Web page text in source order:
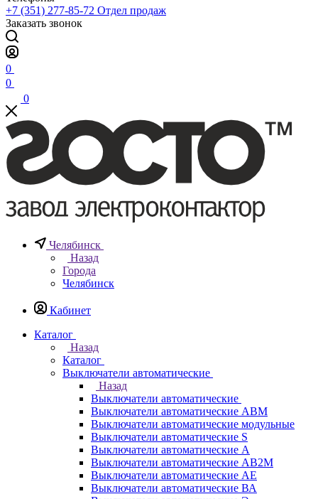
+7 (351) 277-85-72 Отдел продаж
Заказать звонок
0
0
0
Челябинск
Назад
Города
Челябинск
Кабинет
Каталог
Назад
Каталог
Выключатели автоматические
Назад
Выключатели автоматические
Выключатели автоматические АВМ
Выключатели автоматические модульные
Выключатели автоматические S
Выключатели автоматические А
Выключатели автоматические АВ2М
Выключатели автоматические АЕ
Выключатели автоматические ВА